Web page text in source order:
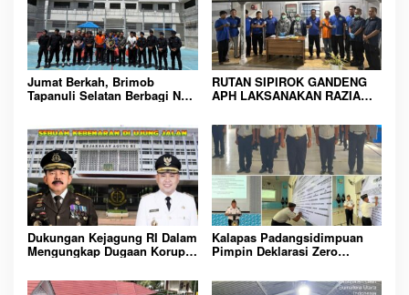
i
p
o
s
Jumat Berkah, Brimob
Tapanuli Selatan Berbagi Nasi
Rutan Kelas IIB Sipirok
RUTAN SIPIROK GANDENG
APH LAKSANAKAN RAZIA
KOMITMEN CIPTAKAN
LINGKUNGAN
PEMASYARAKATAN YANG
AMAN
Dukungan Kejagung RI Dalam
Mengungkap Dugaan Korupsi
Ketua AMPK : Segera Periksa
Dan Tangkap!
Kalapas Padangsidimpuan
Pimpin Deklarasi Zero
Lingkungan Lapas
Padangsidimpuan